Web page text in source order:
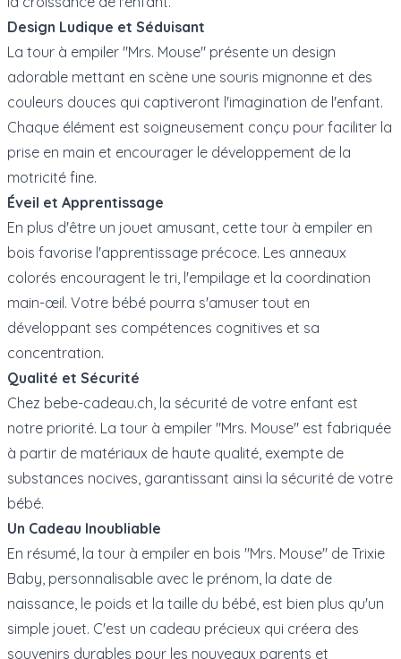
Design Ludique et Séduisant
La tour à empiler "Mrs. Mouse" présente un design
adorable mettant en scène une souris mignonne et des
couleurs douces qui captiveront l'imagination de l'enfant.
Chaque élément est soigneusement conçu pour faciliter la
prise en main et encourager le développement de la
motricité fine.
Éveil et Apprentissage
En plus d'être un jouet amusant, cette tour à empiler en
bois favorise l'apprentissage précoce. Les anneaux
colorés encouragent le tri, l'empilage et la coordination
main-œil. Votre bébé pourra s'amuser tout en
développant ses compétences cognitives et sa
concentration.
Qualité et Sécurité
Chez bebe-cadeau.ch, la sécurité de votre enfant est
notre priorité. La tour à empiler "Mrs. Mouse" est fabriquée
à partir de matériaux de haute qualité, exempte de
substances nocives, garantissant ainsi la sécurité de votre
bébé.
Un Cadeau Inoubliable
En résumé, la tour à empiler en bois "Mrs. Mouse" de Trixie
Baby, personnalisable avec le prénom, la date de
naissance, le poids et la taille du bébé, est bien plus qu'un
simple jouet. C'est un cadeau précieux qui créera des
souvenirs durables pour les nouveaux parents et